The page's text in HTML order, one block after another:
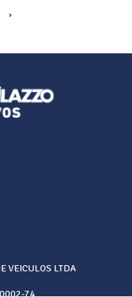
›
VEICULOS LTDA
74